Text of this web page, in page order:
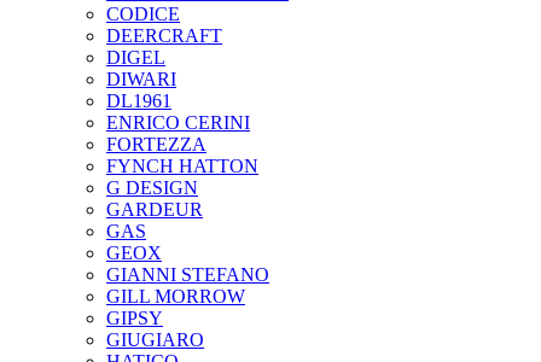
CODICE
DEERCRAFT
DIGEL
DIWARI
DL1961
ENRICO CERINI
FORTEZZA
FYNCH HATTON
G DESIGN
GARDEUR
GAS
GEOX
GIANNI STEFANO
GILL MORROW
GIPSY
GIUGIARO